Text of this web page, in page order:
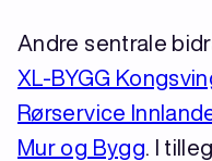
Andre sentrale
XL-BYGG
Rørservice
Mur og Bygg . I